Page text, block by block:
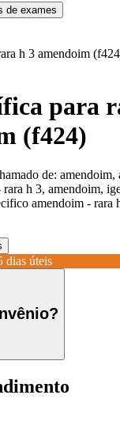
de exames
h 3 amendoim
para
(f424)
de: amendoim,
h 3, amendoim,
amendoim - rara
dias úteis